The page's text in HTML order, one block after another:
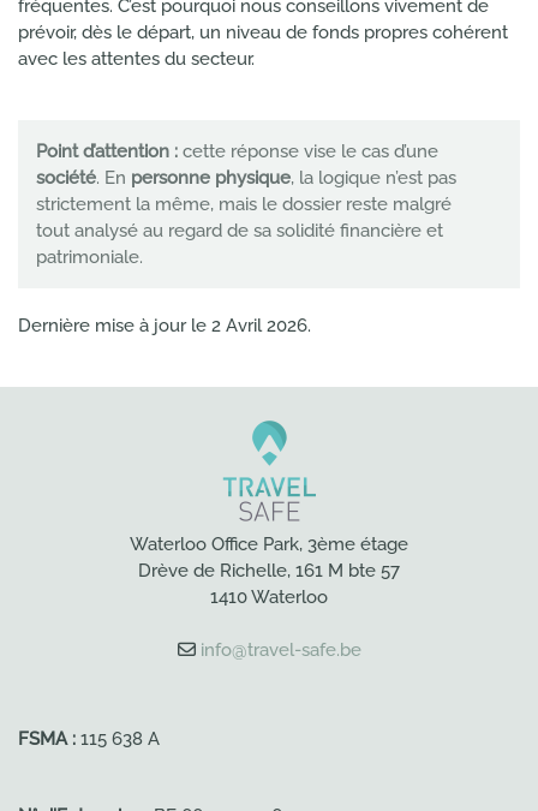
fréquentes. C’est pourquoi nous conseillons vivement de
prévoir, dès le départ, un niveau de fonds propres cohérent
avec les attentes du secteur.
Point d’attention : cette réponse vise le cas d’une
société. En personne physique, la logique n’est pas
strictement la même, mais le dossier reste malgré
tout analysé au regard de sa solidité financière et
patrimoniale.
Dernière mise à jour le 2 Avril 2026.
Waterloo Office Park, 3ème étage
Drève de Richelle, 161 M bte 57
1410 Waterloo
info@travel-safe.be
FSMA : 115 638 A